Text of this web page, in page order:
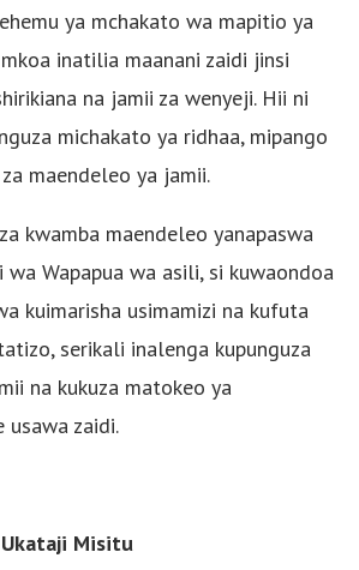
ya mchakato wa mapitio ya
inatilia maanani zaidi jinsi
na jamii za wenyeji. Hii ni
michakato ya ridhaa, mipango
maendeleo ya jamii.
kwamba maendeleo yanapaswa
wa Wapapua wa asili, si kuwaondoa
kuimarisha usimamizi na kufuta
serikali inalenga kupunguza
na kukuza matokeo ya
usawa zaidi.
Misitu